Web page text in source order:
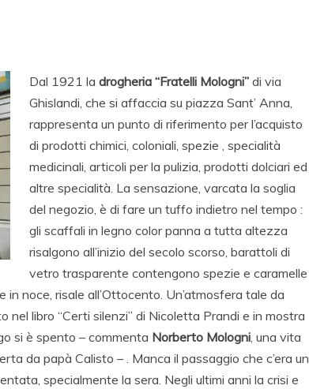
Dal 1921 la drogheria “Fratelli Mologni” di via
Ghislandi, che si affaccia su piazza Sant’ Anna,
rappresenta un punto di riferimento per l’acquisto
di prodotti chimici, coloniali, spezie , specialità
medicinali, articoli per la pulizia, prodotti dolciari ed
altre specialità. La sensazione, varcata la soglia
del negozio, è di fare un tuffo indietro nel tempo :
gli scaffali in legno color panna a tutta altezza
risalgono all’inizio del secolo scorso, barattoli di
vetro trasparente contengono spezie e caramelle
noce, risale all’Ottocento. Un’atmosfera tale da
libro “Certi silenzi” di Nicoletta Prandi e in mostra
si è spento – commenta Norberto Mologni, una vita
da papà Calisto – . Manca il passaggio che c’era un
specialmente la sera. Negli ultimi anni la crisi e